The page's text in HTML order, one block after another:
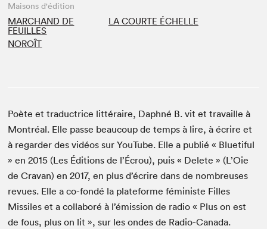
Maisons d'édition
MARCHAND DE
FEUILLES
LA COURTE ÉCHELLE
NOROÎT
Poète et traductrice littéraire, Daphné B. vit et travaille à
Montréal. Elle passe beaucoup de temps à lire, à écrire et
à regarder des vidéos sur YouTube. Elle a publié « Bluetiful
» en 2015 (Les Éditions de l’Écrou), puis « Delete » (L’Oie
de Cravan) en 2017, en plus d’écrire dans de nombreuses
revues. Elle a co-fondé la plateforme féministe Filles
Missiles et a collaboré à l’émission de radio « Plus on est
de fous, plus on lit », sur les ondes de Radio-Canada.